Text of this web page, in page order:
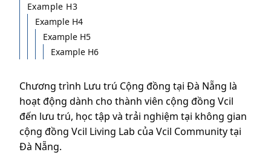
Example H3
Example H4
Example H5
Example H6
Chương trình Lưu trú Cộng đồng tại Đà Nẵng là
hoạt động dành cho thành viên cộng đồng Vcil
đến lưu trú, học tập và trải nghiệm tại không gian
cộng đồng Vcil Living Lab của Vcil Community tại
Đà Nẵng.